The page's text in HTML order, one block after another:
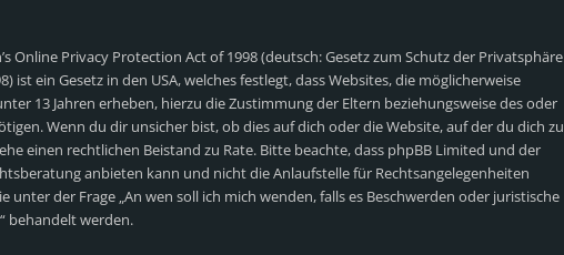
Online Privacy Protection Act of 1998 (deutsch: Gesetz zum Schutz der Privatsphäre
ist ein Gesetz in den USA, welches festlegt, dass Websites, die möglicherweise
13 Jahren erheben, hierzu die Zustimmung der Eltern beziehungsweise des oder
Wenn du dir unsicher bist, ob dies auf dich oder die Website, auf der du dich zu
einen rechtlichen Beistand zu Rate. Bitte beachte, dass phpBB Limited und der
anbieten kann und nicht die Anlaufstelle für Rechtsangelegenheiten
unter der Frage „An wen soll ich mich wenden, falls es Beschwerden oder juristische
behandelt werden.